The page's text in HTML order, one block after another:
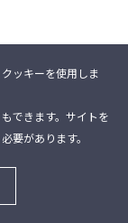
ッキーを使用しま
できます。サイトを
要があります。